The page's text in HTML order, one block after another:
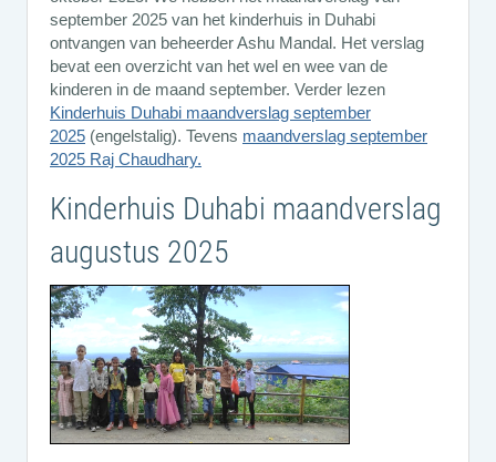
september 2025 van het kinderhuis in Duhabi
ontvangen van beheerder Ashu Mandal. Het verslag
bevat een overzicht van het wel en wee van de
kinderen in de maand september. Verder lezen
Kinderhuis Duhabi maandverslag september
2025 (engelstalig). Tevens maandverslag september
2025 Raj Chaudhary.
Kinderhuis Duhabi maandverslag
augustus 2025